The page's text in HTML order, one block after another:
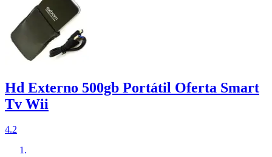
Hd Externo 500gb Portátil Oferta Smart
Tv Wii
4.2